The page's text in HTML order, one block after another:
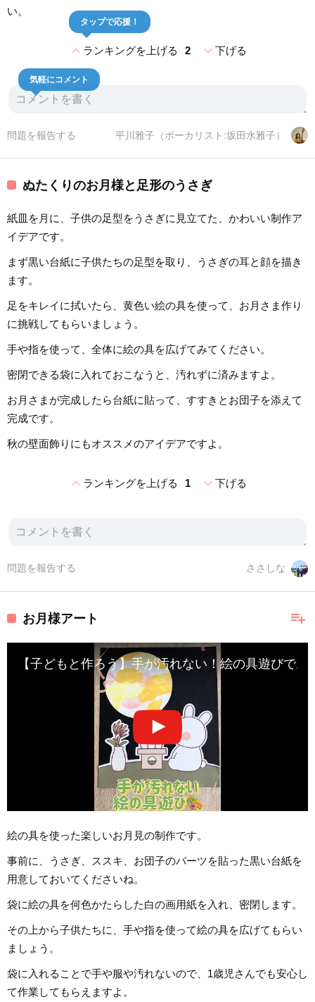
い。
expand_lessランキングを上げる 2
タップで応援！
expand_more下げる
気軽にコメント
平川雅子（ボーカリスト:坂田水雅子）
問題を報告する
ぬたくりのお月様と足形のうさぎ
紙皿を月に、子供の足型をうさぎに見立てた、かわいい制作ア
イデアです。
まず黒い台紙に子供たちの足型を取り、うさぎの耳と顔を描き
ます。
足をキレイに拭いたら、黄色い絵の具を使って、お月さま作り
に挑戦してもらいましょう。
手や指を使って、全体に絵の具を広げてみてください。
密閉できる袋に入れておこなうと、汚れずに済みますよ。
お月さまが完成したら台紙に貼って、すすきとお団子を添えて
完成です。
秋の壁面飾りにもオススメのアイデアですよ。
expand_lessランキングを上げる 1 expand_more下げる
ささしな
問題を報告する
playlist_add
お月様アート
【子どもと作ろう】手が汚れない！絵の具遊びで
絵の具を使った楽しいお月見の制作です。
事前に、うさぎ、ススキ、お団子のパーツを貼った黒い台紙を
用意しておいてくださいね。
袋に絵の具を何色かたらした白の画用紙を入れ、密閉します。
その上から子供たちに、手や指を使って絵の具を広げてもらい
ましょう。
袋に入れることで手や服や汚れないので、1歳児さんでも安心し
て作業してもらえますよ。